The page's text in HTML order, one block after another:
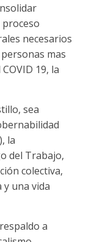
necesarios
mas
19, la
sea
la
del Trabajo,
colectiva,
y una vida
a